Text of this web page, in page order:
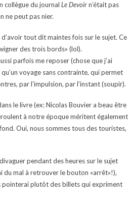
collègue du journal Le Devoirn’était pas
ne peut pas nier.
d’avoir tout dit maintes fois sur le sujet. Ce
des trois bords» (lol).
parfois me reposer (chose que j’ai
voyage sans contrainte, qui permet
par l’impulsion, par l’instant (soupir).
le livre (ex: Nicolas Bouvier a beau être
à notre époque méritent également
Oui, nous sommes tous des touristes,
pendant des heures sur le sujet
du mal à retrouver le bouton «arrêt»!),
pointerai plutôt des billets qui expriment